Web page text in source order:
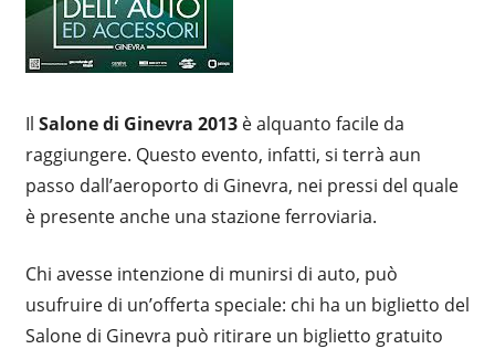
Il Salone di Ginevra 2013è alquanto facile da
raggiungere. Questo evento, infatti, si terrà aun
passo dall’aeroporto di Ginevra, nei pressi del quale
è presente anche una stazione ferroviaria.
Chi avesse intenzione di munirsi di auto, può
usufruire di un’offerta speciale: chi ha un biglietto del
Salone di Ginevra può ritirare un biglietto gratuito